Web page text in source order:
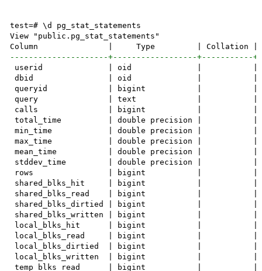
test=# \d pg_stat_statements
View "public.pg_stat_statements"
---------------------+------------------+-----------
userid              | oid              |
dbid                | oid              |
queryid             | bigint           |
query               | text             |
calls               | bigint           |
total_time          | double precision |
min_time            | double precision |
max_time            | double precision |
mean_time           | double precision |
stddev_time         | double precision |
rows                | bigint           |
shared_blks_hit     | bigint           |
shared_blks_read    | bigint           |
shared_blks_dirtied | bigint           |
shared_blks_written | bigint           |
local_blks_hit      | bigint           |
local_blks_read     | bigint           |
local_blks_dirtied  | bigint           |
local_blks_written  | bigint           |
temp_blks_read      | bigint           |